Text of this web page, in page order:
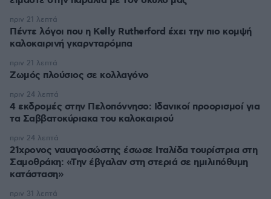
Πέντε λόγοι που η Kelly Rutherford έχει την πιο κομψή
καλοκαιρινή γκαρνταρόμπα
πριν 21 λεπτά
Ζωμός πλούσιος σε κολλαγόνο
πριν 21 λεπτά
4 εκδρομές στην Πελοπόννησο: Ιδανικοί προορισμοί για
τα Σαββατοκύριακα του καλοκαιριού
πριν 24 λεπτά
21χρονος ναυαγοσώστης έσωσε Ιταλίδα τουρίστρια στη
Σαμοθράκη: «Την έβγαλαν στη στεριά σε ημιλιπόθυμη
κατάσταση»
πριν 24 λεπτά
πριν 31 λεπτά